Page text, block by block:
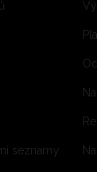
seznamy